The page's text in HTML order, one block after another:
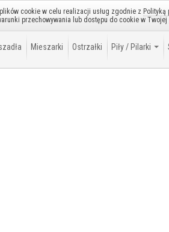
Mieszarki Ostrzałki Piły / Pilarki
cookie w celu realizacji usług zgodnie z Polityką
przechowywania lub dostępu do cookie w